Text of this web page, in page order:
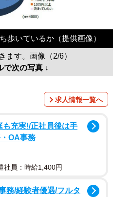
歩いているか（提供画像）
ます。画像（2/6）
で次の写真 ↓
求人情報一覧へ
充実!/正社員後は手
OA事務
社員：時給1,400円
務/経験者優遇/フルタ